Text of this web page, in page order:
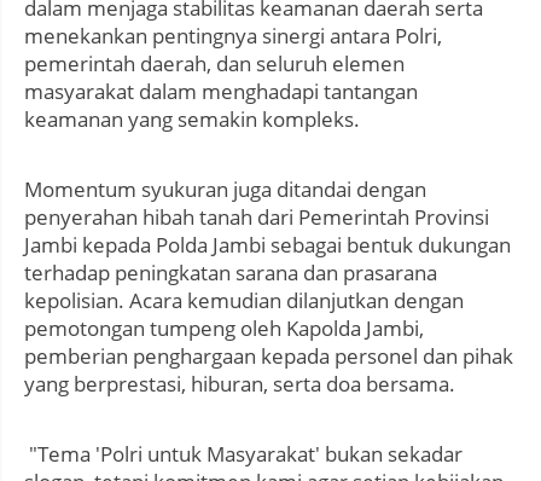
dalam menjaga stabilitas keamanan daerah serta
menekankan pentingnya sinergi antara Polri,
pemerintah daerah, dan seluruh elemen
masyarakat dalam menghadapi tantangan
keamanan yang semakin kompleks.
Momentum syukuran juga ditandai dengan
penyerahan hibah tanah dari Pemerintah Provinsi
Jambi kepada Polda Jambi sebagai bentuk dukungan
terhadap peningkatan sarana dan prasarana
kepolisian. Acara kemudian dilanjutkan dengan
pemotongan tumpeng oleh Kapolda Jambi,
pemberian penghargaan kepada personel dan pihak
yang berprestasi, hiburan, serta doa bersama.
"Tema 'Polri untuk Masyarakat' bukan sekadar